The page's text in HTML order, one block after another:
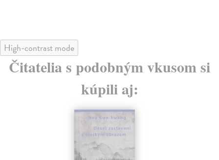
High-contrast mode
Čitatelia s podobným vkusom si
kúpili aj: